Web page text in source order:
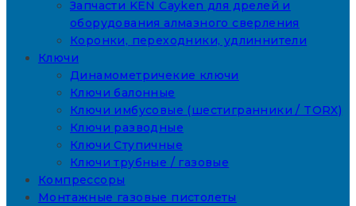
Запчасти KEN Cayken для дрелей и
оборудования алмазного сверления
Коронки, переходники, удлиннители
Ключи
Динамометричекие ключи
Ключи балонные
Ключи имбусовые (шестигранники / TORX)
Ключи разводные
Ключи Ступичные
Ключи трубные / газовые
Компрессоры
Монтажные газовые пистолеты